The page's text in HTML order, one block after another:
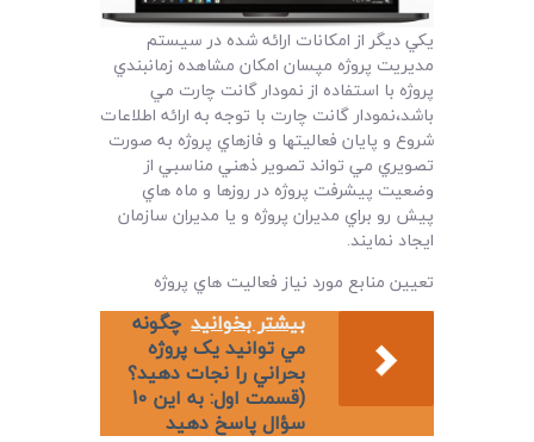
يکي ديگر از امکانات ارائه شده در سيستم
مديريت پروژه مپسان امکان مشاهده زمانبندي
پروژه با استفاده از نمودار گانت چارت مي
باشد،نمودار گانت چارت با توجه به ارائه اطلاعات
شروع و پايان فعاليتها و فازهاي پروژه به صورت
تصويري مي تواند تصوير ذهني مناسبي از
وضعيت پيشرفت پروژه در روزها و ماه هاي
پيش رو براي مديران پروژه و يا مديران سازمان
ايجاد نمايند.
تعيين منابع مورد نياز فعاليت هاي پروژه
بیشتر بخوانید چگونه
مي توانيد يک پروژه
بحراني را نجات دهيد؟
(قسمت اول: به اين 10
سؤال پاسخ دهيد